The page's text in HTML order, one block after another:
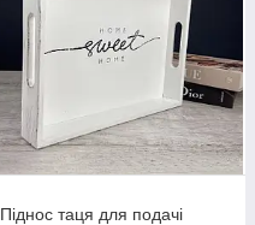
Піднос таця для подачі